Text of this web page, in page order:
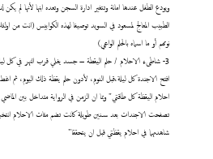
ويودع الطفل عندها امانة وتتغير ادارة السجن وتعده ابنها لأنها لم
الطبيب المعالج لمسعود في السويد توصيفا لهذه الكوابيس (انت من
نومهم أو ما اسماه بالحلم الواعي)
3- شاطىء الاحلام / حلم اليقطة – جسد يغلي قرب النهر في كل
افتح الاجندة كل ليلة،قبل النوم، لأدون حلم يقظة ذلك اليوم،
احلام اليقظة كل طاقتي" وبما ان الزمن في الرواية متداخل بين
تصفحت الاجندات بعد سنين طويلة كانت تضم مئات الاحلام
شاهدتهما في احلام يقظتي قبل ان يتحققا"